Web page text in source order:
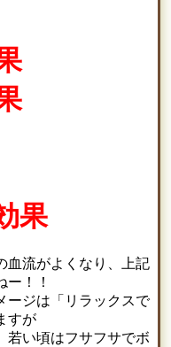
果
血流がよくなり、上記
！！
ージは「リラックスで
すが
若い頃はフサフサでボ